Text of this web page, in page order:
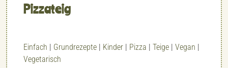
Pizzateig
Einfach | Grundrezepte | Kinder | Pizza | Teige | Vegan |
Vegetarisch